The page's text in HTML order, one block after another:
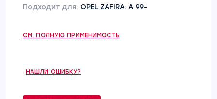
Подходит для: OPEL ZAFIRA: A 99-
СМ. ПОЛНУЮ ПРИМЕНИМОСТЬ
НАШЛИ ОШИБКУ?